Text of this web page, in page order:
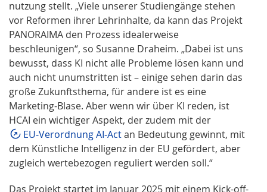
nutzung stellt. „Viele unserer Studiengänge stehen
vor Reformen ihrer Lehrinhalte, da kann das Projekt
PANORAIMA den Prozess idealerweise
beschleunigen“, so Susanne Draheim. „Dabei ist uns
bewusst, dass KI nicht alle Probleme lösen kann und
auch nicht unumstritten ist – einige sehen darin das
große Zukunftsthema, für andere ist es eine
Marketing-Blase. Aber wenn wir über KI reden, ist
HCAI ein wichtiger Aspekt, der zudem mit der
EU-Verordnung AI-Actan Bedeutung gewinnt, mit
dem Künstliche Intelligenz in der EU gefördert, aber
zugleich wertebezogen reguliert werden soll.“
Das Projekt startet im Januar 2025 mit einem Kick-off-